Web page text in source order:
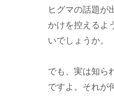
ヒグマの話題が
かけを控えるよ
いでしょうか。
でも、実は知ら
ですよ。それが